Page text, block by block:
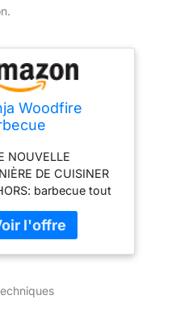
Woodfire
& air fryer,
extérieur
1, grill, air fryer,
rôtir, four,
aux
portatif,
NOUVELLE
DE CUISINER
barbecue tout
avec de vraies
de feu de bois,
7 fonctions de
four, rôtir, réchaud,